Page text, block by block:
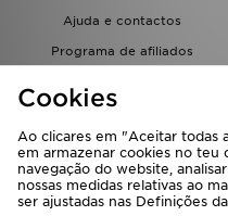
Ajuda e contactos
Programa de afiliados
Cookies
Ao clicares em "Aceitar todas
em armazenar cookies no teu
navegação do website,
nossas medidas relativas ao
ser ajustadas nas Definições